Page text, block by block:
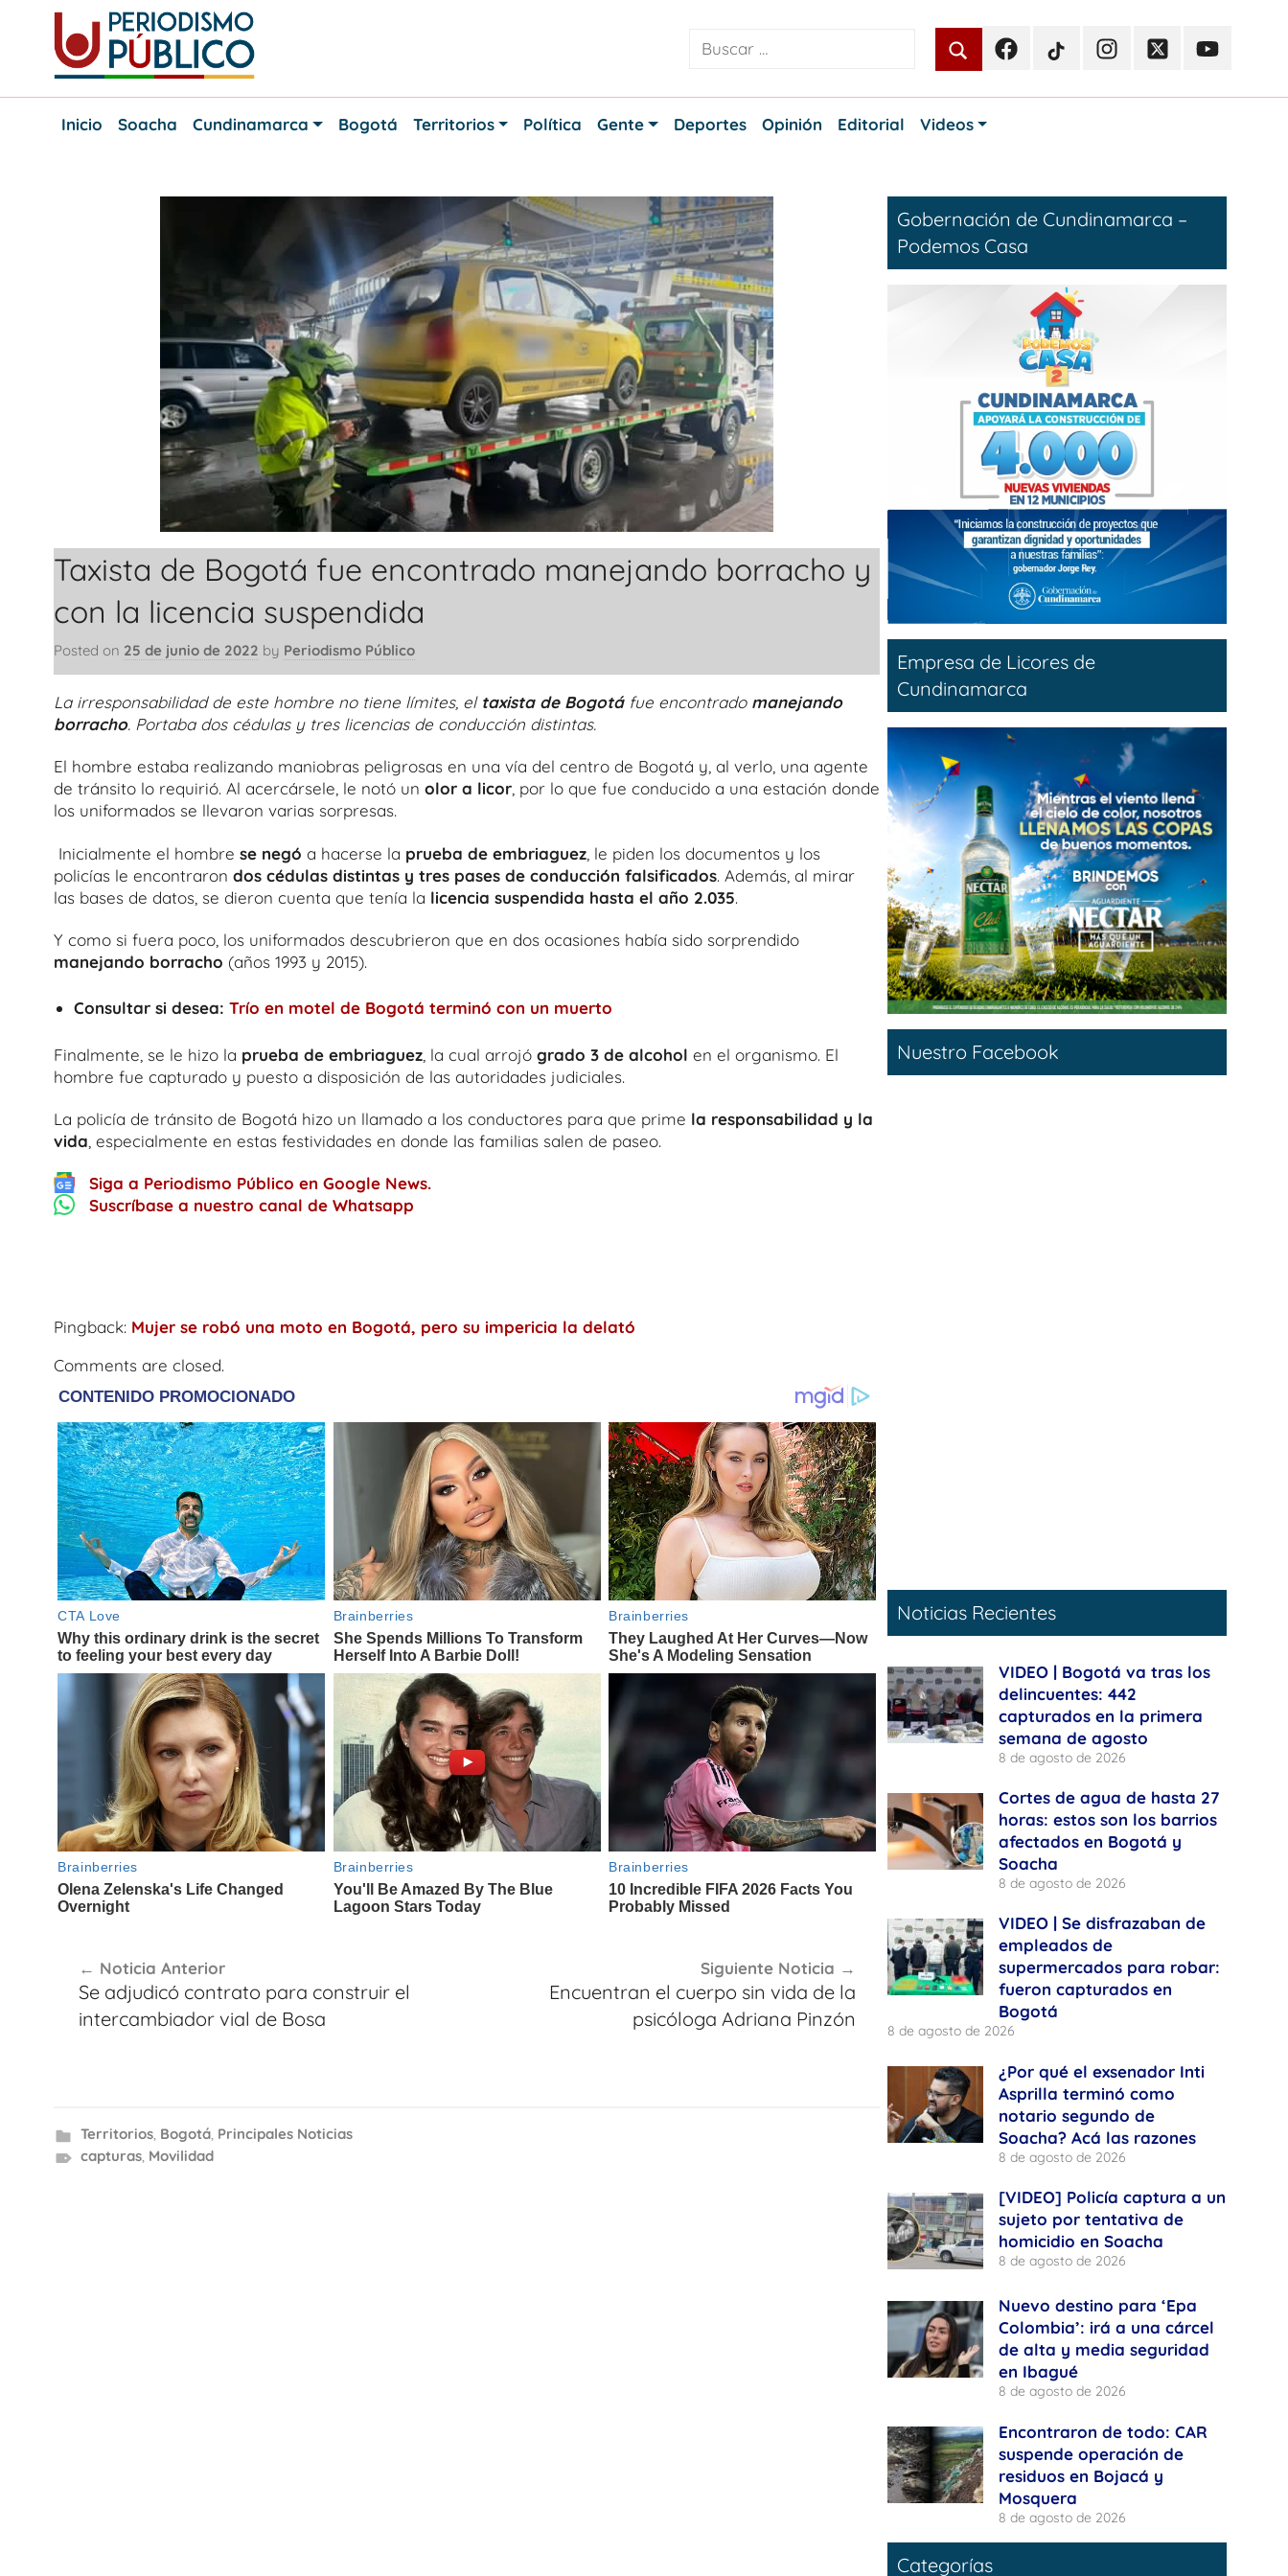
content
Periodismo
Noticias
FacebookTikTokInstagramTwitterYoutube
Inicio
Soacha Cundinamarca Bogotá Territorios Política Gente Deportes Opinión Editorial Videos
Taxista de Bogotá fue encontrado manejando borracho y
con la licencia suspendida
Posted on 25 de junio de 2022 by Periodismo Público
La irresponsabilidad de este hombre no tiene límites, el taxista de Bogotáfue encontrado manejando
borracho. Portaba dos cédulas y tres licencias de conducción distintas.
El hombre estaba realizando maniobras peligrosas en una vía del centro de Bogotá y, al verlo, una agente
de tránsito lo requirió. Al acercársele, le notó un olor a licor, por lo que fue conducido a una estación donde
los uniformados se llevaron varias sorpresas.
Inicialmente el hombre se negó a hacerse la prueba de embriaguez , le piden los documentos y los
policías le encontraron dos cédulas distintas y tres pases de conducción falsificados. Además, al mirar
las bases de datos, se dieron cuenta que tenía la licencia suspendida hasta el año 2.035.
Y como si fuera poco, los uniformados descubrieron que en dos ocasiones había sido sorprendido
manejando borracho (años 1993 y 2015).
Consultar si desea: Trío en motel de Bogotá terminó con un muerto
Finalmente, se le hizo la prueba de embriaguez , la cual arrojó grado 3 de alcohol en el organismo. El
hombre fue capturado y puesto a disposición de las autoridades judiciales.
La policía de tránsito de Bogotá hizo un llamado a los conductores para que prime la responsabilidad y la
vida , especialmente en estas festividades en donde las familias salen de paseo.
Siga a Periodismo Público en Google News.
Suscríbase a nuestro canal de Whatsapp
Pingback: Mujer se robó una moto en Bogotá, pero su impericia la delató
Comments are closed.
de
entradas
Noticia Anterior
Se adjudicó contrato para construir el
intercambiador vial de Bosa
Siguiente Noticia
Encuentran el cuerpo sin vida de la
psicóloga Adriana Pinzón
Territorios, Bogotá, Principales Noticias
capturas, Movilidad
Gobernación de Cundinamarca –
Podemos Casa
Empresa de Licores de
Cundinamarca
Nuestro Facebook
Noticias Recientes
VIDEO | Bogotá va tras los
delincuentes: 442
capturados en la primera
semana de agosto
8 de agosto de 2026
Cortes de agua de hasta 27
horas: estos son los barrios
afectados en Bogotá y
Soacha
8 de agosto de 2026
VIDEO | Se disfrazaban de
empleados de
supermercados para robar:
fueron capturados en
Bogotá
8 de agosto de 2026
¿Por qué el exsenador Inti
Asprilla terminó como
notario segundo de
Soacha? Acá las razones
8 de agosto de 2026
[VIDEO] Policía captura a un
sujeto por tentativa de
homicidio en Soacha
8 de agosto de 2026
Nuevo destino para ‘Epa
Colombia’: irá a una cárcel
de alta y media seguridad
en Ibagué
8 de agosto de 2026
Encontraron de todo: CAR
suspende operación de
residuos en Bojacá y
Mosquera
8 de agosto de 2026
Categorías